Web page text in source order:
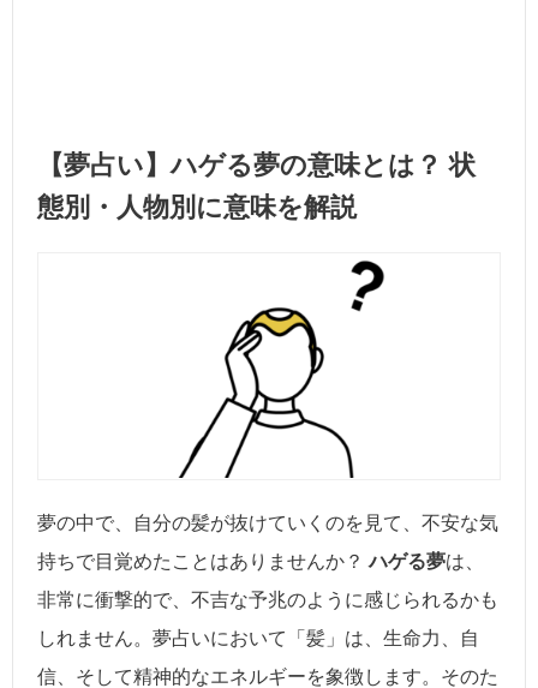
【夢占い】ハゲる夢の意味とは？ 状
態別・人物別に意味を解説
夢の中で、自分の髪が抜けていくのを見て、不安な気
持ちで目覚めたことはありませんか？ハゲる夢は、
非常に衝撃的で、不吉な予兆のように感じられるかも
しれません。夢占いにおいて「髪」は、生命力、自
信、そして精神的なエネルギーを象徴します。そのた